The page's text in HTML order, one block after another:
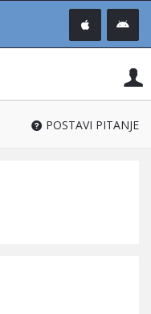
®
POSTAVI PITANJE